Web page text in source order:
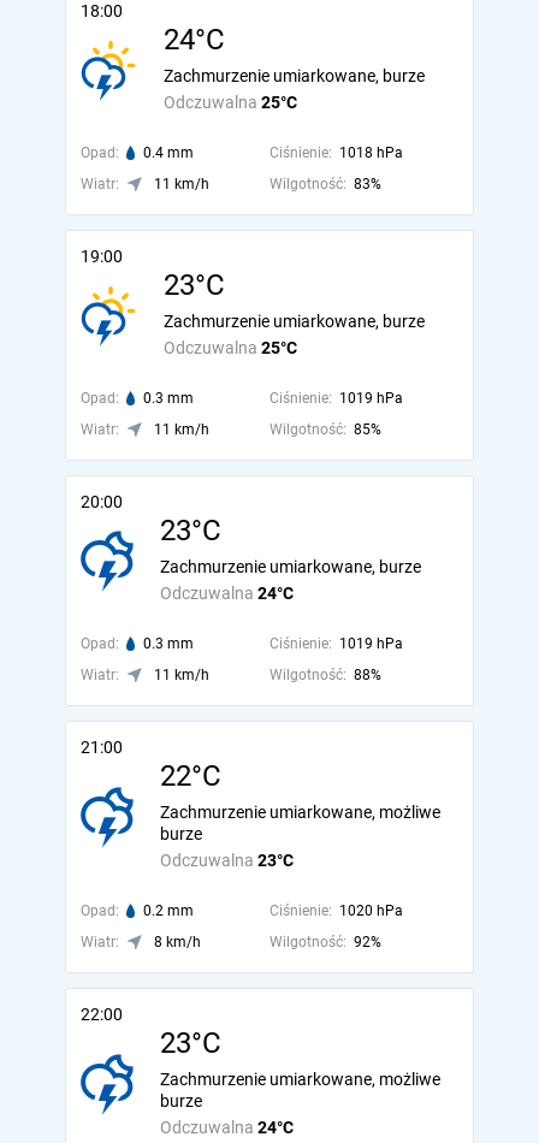
18:00
24°C
Odczuwalna 25°C
Zachmurzenie umiarkowane, burze
Opad: 0.4 mm Ciśnienie: 1018 hPa
Wiatr:
11 km/h Wilgotność: 83%
19:00
23°C
Odczuwalna 25°C
Zachmurzenie umiarkowane, burze
Opad: 0.3 mm Ciśnienie: 1019 hPa
Wiatr:
11 km/h Wilgotność: 85%
20:00
23°C
Odczuwalna 24°C
Zachmurzenie umiarkowane, burze
Opad: 0.3 mm Ciśnienie: 1019 hPa
Wiatr:
11 km/h Wilgotność: 88%
21:00
22°C
Odczuwalna 23°C
Zachmurzenie umiarkowane, możliwe
burze
Opad: 0.2 mm Ciśnienie: 1020 hPa
Wiatr:
8 km/h Wilgotność: 92%
22:00
23°C
Odczuwalna 24°C
Zachmurzenie umiarkowane, możliwe
burze